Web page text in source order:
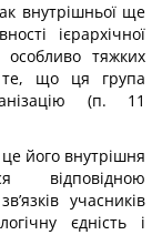
внутрішньої ще
ієрархічної
тяжких
те, що ця група
(п. 11
його внутрішня
відповідною
учасників
єдність і